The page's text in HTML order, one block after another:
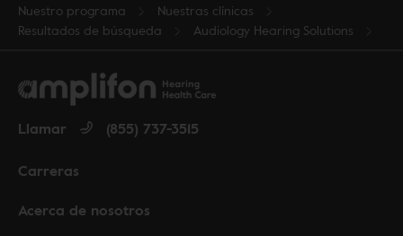
Nuestro programa
Nuestras clínicas
Resultados de búsqueda
Audiology Hearing Solutions
Acerca de nosotros
Carreras
Llamar (855) 737-3515